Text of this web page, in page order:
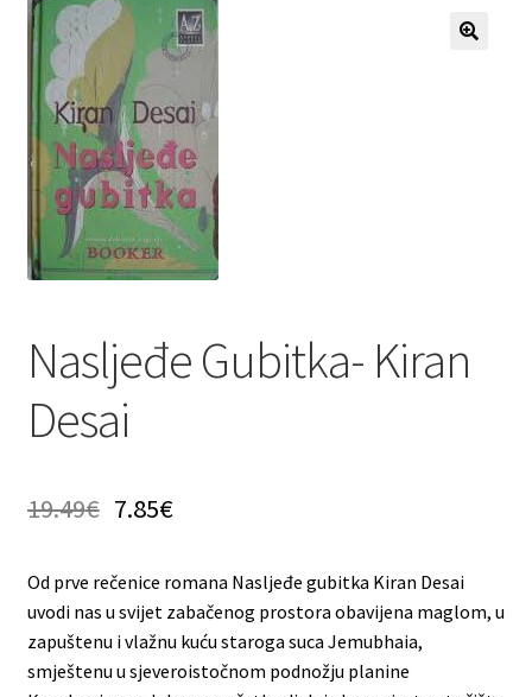
Otkup
Privatnost podataka
Terms of Use
Uvjeti prodaje i dostava
Nasljeđe Gubitka- Kiran
Desai
19.49€ 7.85€
Od prve rečenice romana Nasljeđe gubitka Kiran Desai
uvodi nas u svijet zabačenog prostora obavijena maglom, u
zapuštenu i vlažnu kuću staroga suca Jemubhaia,
smještenu u sjeveroistočnom podnožju planine